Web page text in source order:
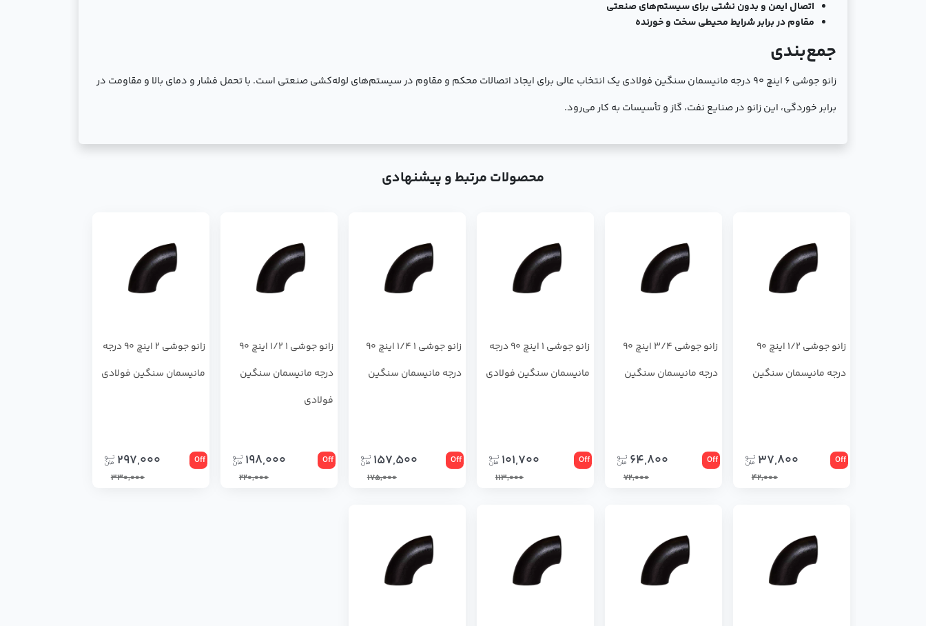
اتصال ایمن و بدون نشتی برای سیستم‌های صنعتی
مقاوم در برابر شرایط محیطی سخت و خورنده
جمع‌بندی
زانو جوشی 6 اینچ 90 درجه مانیسمان سنگین فولادی یک انتخاب عالی برای ایجاد اتصالات محکم و مقاوم در سیستم‌های لوله‌کشی صنعتی است. با تحمل فشار و دمای بالا و مقاومت در
برابر خوردگی، این زانو در صنایع نفت، گاز و تأسیسات به کار می‌رود.
محصولات مرتبط و پیشنهادی
زانو جوشی 1/2 اینچ 90
درجه مانیسمان سنگین
Off
37,800
42,000
زانو جوشی 3/4 اینچ 90
درجه مانیسمان سنگین
Off
64,800
72,000
زانو جوشی 1 اینچ 90 درجه
مانیسمان سنگین فولادی
Off
101,700
113,000
زانو جوشی 1 1/4 اینچ 90
درجه مانیسمان سنگین
Off
157,500
175,000
زانو جوشی 1 1/2 اینچ 90
درجه مانیسمان سنگین
فولادی
Off
198,000
220,000
زانو جوشی 2 اینچ 90 درجه
مانیسمان سنگین فولادی
Off
297,000
330,000